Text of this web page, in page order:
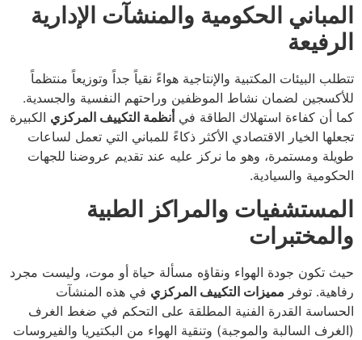
المباني الحكومية والمنشآت الإدارية
الرفيعة
تتطلب البيئات المكتبية والإنتاجية هواءً نقياً جداً وتوزيعاً منتظماً
للأكسجين لضمان نشاط الموظفين وراحتهم النفسية والجسدية.
كما أن كفاءة استهلاك الطاقة فيأنظمة التكييف المركزي الكبيرة
تجعلها الخيار الاقتصادي الأكثر ذكاءً للمباني التي تعمل لساعات
طويلة ومستمرة، وهو ما نركز عليه عند تقديم عروضنا للجهات
الحكومية والسيادية.
المستشفيات والمراكز الطبية
والمختبرات
حيث تكون جودة الهواء ونقاؤه مسألة حياة أو موت، وليست مجرد
رفاهية. توفر مميزات التكييف المركزي في هذه المنشآت
الحساسة القدرة الفنية المطلقة على التحكم في ضغط الغرف
(الغرف السالبة والموجبة) وتنقية الهواء من البكتيريا والفيروسات